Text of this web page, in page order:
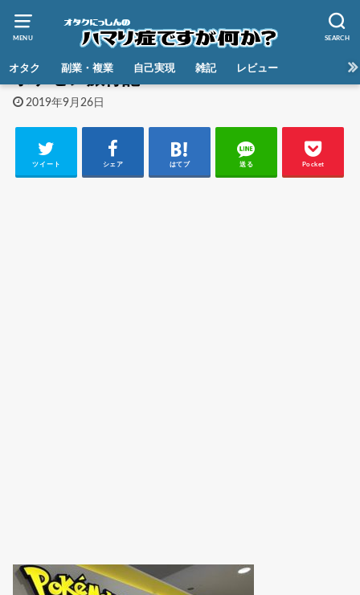
MENU SEARCH
オタク 副業・複業 自己実現 雑記 レビュー
2019年9月26日
ツイート シェア はてブ 送る Pocket